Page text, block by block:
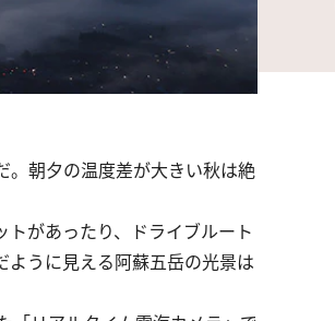
朝夕の温度差が大きい秋は絶
があったり、ドライブルート
うに見える阿蘇五岳の光景は